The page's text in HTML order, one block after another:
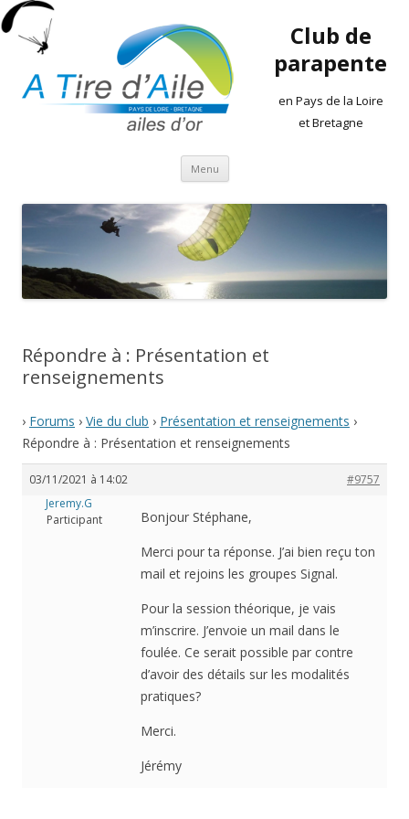
Club de
parapente
en Pays de la Loire
et Bretagne
Menu Aller
contenu
Répondre à : Présentation et
renseignements
› Forums › Vie du club › Présentation et renseignements ›
Répondre à : Présentation et renseignements
03/11/2021 à 14:02
#9757
Jeremy.G
Participant
Bonjour Stéphane,
Merci pour ta réponse. J’ai bien reçu ton
mail et rejoins les groupes Signal.
Pour la session théorique, je vais
m’inscrire. J’envoie un mail dans le
foulée. Ce serait possible par contre
d’avoir des détails sur les modalités
pratiques?
Merci.
Jérémy